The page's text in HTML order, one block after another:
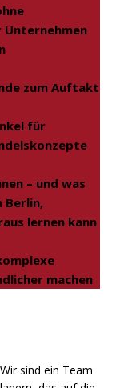
Unternehmen
zum Auftakt
für
– und was
Berlin,
lernen kann
machen
sind ein Team